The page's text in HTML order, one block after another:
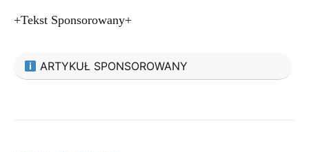
+Tekst Sponsorowany+
ARTYKUŁ SPONSOROWANY